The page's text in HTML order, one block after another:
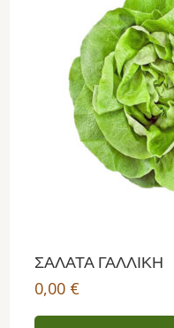
ΣΑΛΑΤΑ ΓΑΛΛΙΚΗ
0,00 €